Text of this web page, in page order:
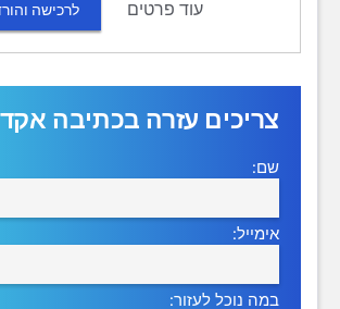
עוד פרטים
לרכישה
צריכים עזרה בכתיבה
שם:
אימייל:
במה נוכל לעזור: